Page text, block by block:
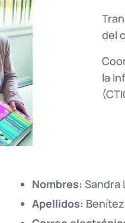
del
la
Nombres: Sandra
Apellidos: